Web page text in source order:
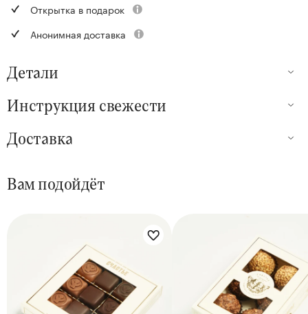
Открытка в подарок
Анонимная доставка
Детали
Инструкция свежести
Доставка
Вам подойдёт